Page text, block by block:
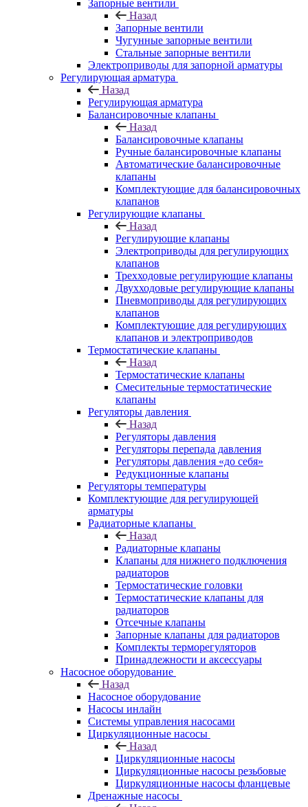
Запорные вентили
Назад
Запорные вентили
Чугунные запорные вентили
Стальные запорные вентили
Электроприводы для запорной арматуры
Регулирующая арматура
Назад
Регулирующая арматура
Балансировочные клапаны
Назад
Балансировочные клапаны
Ручные балансировочные клапаны
Автоматические балансировочные
клапаны
Комплектующие для балансировочных
клапанов
Регулирующие клапаны
Назад
Регулирующие клапаны
Электроприводы для регулирующих
клапанов
Трехходовые регулирующие клапаны
Двухходовые регулирующие клапаны
Пневмоприводы для регулирующих
клапанов
Комплектующие для регулирующих
клапанов и электроприводов
Термостатические клапаны
Назад
Термостатические клапаны
Смесительные термостатические
клапаны
Регуляторы давления
Назад
Регуляторы давления
Регуляторы перепада давления
Регуляторы давления «до себя»
Редукционные клапаны
Регуляторы температуры
Комплектующие для регулирующей
арматуры
Радиаторные клапаны
Назад
Радиаторные клапаны
Клапаны для нижнего подключения
радиаторов
Термостатические головки
Термостатические клапаны для
радиаторов
Отсечные клапаны
Запорные клапаны для радиаторов
Комплекты терморегуляторов
Принадлежности и аксессуары
Насосное оборудование
Назад
Насосное оборудование
Насосы инлайн
Системы управления насосами
Циркуляционные насосы
Назад
Циркуляционные насосы
Циркуляционные насосы резьбовые
Циркуляционные насосы фланцевые
Дренажные насосы